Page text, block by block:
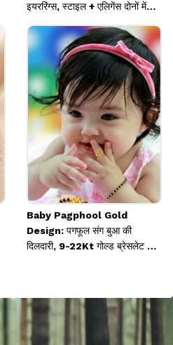
इयररिंग्स, स्टाइल + एलिगेंस दोनों में
Baby Pagphool Gold
Design: पगफूल संग बुआ की
दिलदारी, 9-22Kt गोल्ड ब्रेसलेट रिंग